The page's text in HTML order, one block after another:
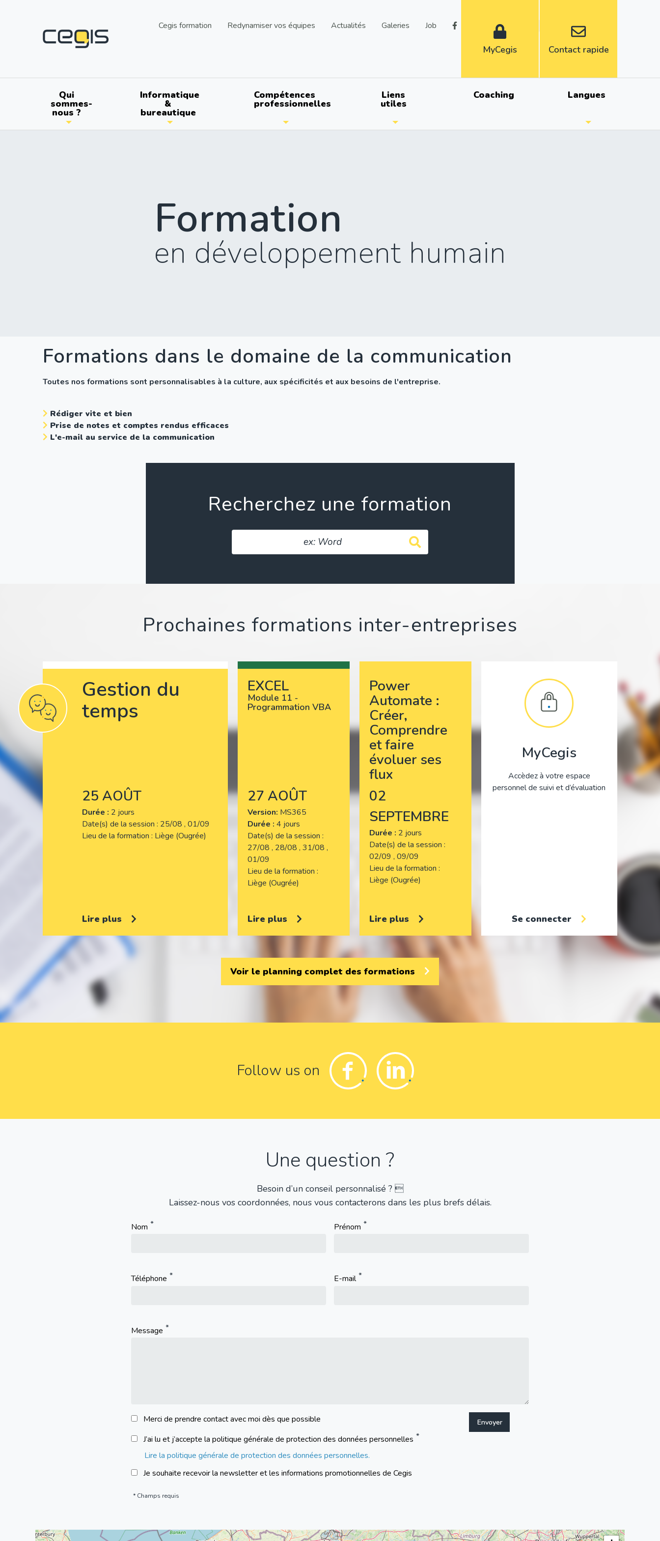
utils
Cegis formation Redynamiser vos équipes Actualités Galeries Job
Main
navigation
Qui
sommes-
nous ?
Informatique
&
bureautique
Compétences
professionnelles
Liens
utiles
Coaching Langues
MyCegis Contact rapide
Formation
en développement humain
Formations dans le domaine de la communication
Toutes nos formations sont personnalisables à la culture, aux spécificités et aux besoins de l'entreprise.
Rédiger vite et bien
Prise de notes et comptes rendus efficaces
L'e-mail au service de la communication
Recherchez une formation
Prochaines formations inter-entreprises
Gestion du
temps
25 AOÛT
Durée : 2 jours
Date(s) de la session 25/08 , 01/09
Lieu de la formation Liège (Ougrée)
Lire plus
EXCEL
Module 11 -
Programmation VBA
27 AOÛT
Version MS365
Durée : 4 jours
Date(s) de la session
27/08 , 28/08 , 31/08 ,
01/09
Lieu de la formation
Liège (Ougrée)
Lire plus
Power
Automate :
Créer,
Comprendre
et faire
évoluer ses
flux
02
SEPTEMBRE
Durée : 2 jours
Date(s) de la session
02/09 , 09/09
Lieu de la formation
Liège (Ougrée)
Lire plus
MyCegis
Accèdez à votre espace
personnel de suivi et d’évaluation
Se connecter
Voir le planning complet des formations
Follow us on
Facebook Linkedin
Champs requis
Une question ?
Besoin d’un conseil personnalisé ? 
Laissez-nous vos coordonnées, nous vous contacterons dans les plus brefs délais.
Nom Prénom
Téléphone E-mail
Message
Merci de prendre contact avec moi dès que possible
J’ai lu et j’accepte la politique générale de protection des données personnelles
Lire la politique générale de protection des données personnelles.
Je souhaite recevoir la newsletter et les informations promotionnelles de Cegis